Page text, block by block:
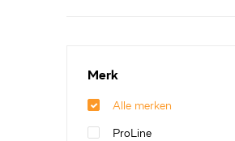
Merk
Alle merken
ProLine